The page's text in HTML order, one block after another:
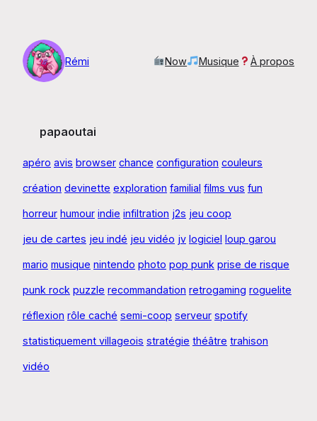
contenu
Rémi
Now Musique À propos
papaoutai
apéro avis browser chance configuration couleurs
création devinette exploration familial films vus fun
horreur humour indie infiltration j2s jeu coop
jeu de cartes jeu indé jeu vidéo jv logiciel loup garou
mario musique nintendo photo pop punk prise de risque
punk rock puzzle recommandation retrogaming roguelite
réflexion rôle caché semi-coop serveur spotify
statistiquement villageois stratégie théâtre trahison
vidéo